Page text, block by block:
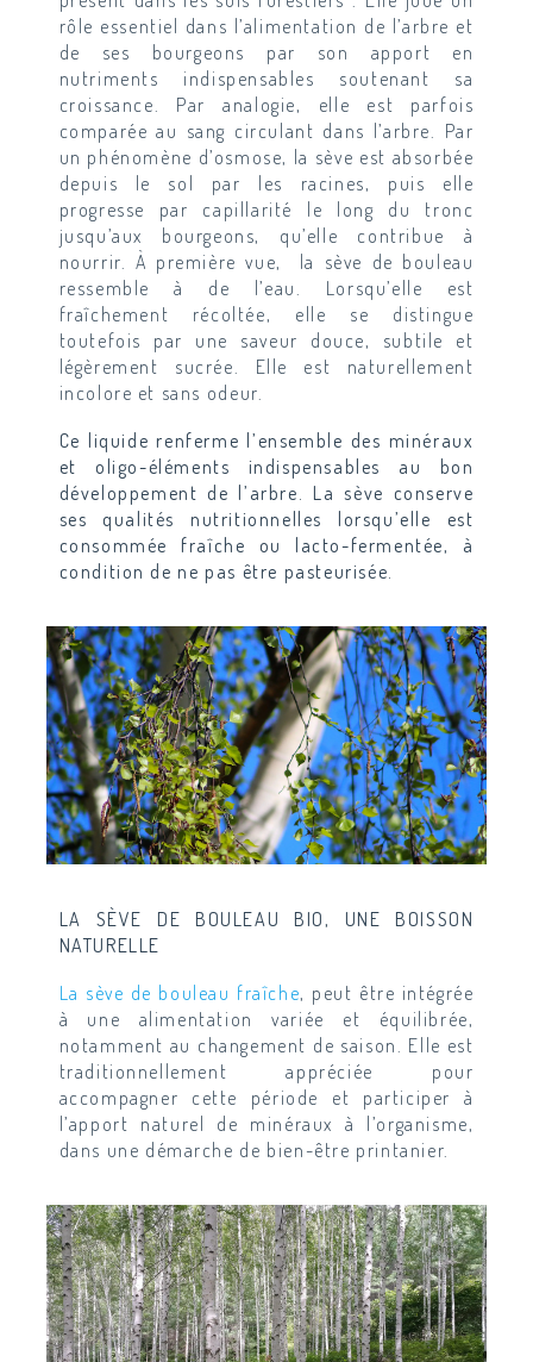
rôle essentiel dans l’alimentation de l’arbre et
de ses bourgeons par son apport en
nutriments indispensables soutenant sa
croissance. Par analogie, elle est parfois
comparée au sang circulant dans l’arbre. Par
un phénomène d’osmose, la sève est absorbée
depuis le sol par les racines, puis elle
progresse par capillarité le long du tronc
jusqu’aux bourgeons, qu’elle contribue à
nourrir. À première vue, la sève de bouleau
ressemble à de l’eau. Lorsqu’elle est
fraîchement récoltée, elle se distingue
toutefois par une saveur douce, subtile et
légèrement sucrée. Elle est naturellement
incolore et sans odeur.
Ce liquide renferme l’ensemble des minéraux
et oligo-éléments indispensables au bon
développement de l’arbre. La sève conserve
ses qualités nutritionnelles lorsqu’elle est
consommée fraîche ou lacto-fermentée, à
condition de ne pas être pasteurisée.
LA SÈVE DE BOULEAU BIO, UNE BOISSON
NATURELLE
La sève de bouleau fraîche, peut être intégrée
à une alimentation variée et équilibrée,
notamment au changement de saison. Elle est
traditionnellement appréciée pour
accompagner cette période et participer à
l’apport naturel de minéraux à l’organisme,
dans une démarche de bien-être printanier.